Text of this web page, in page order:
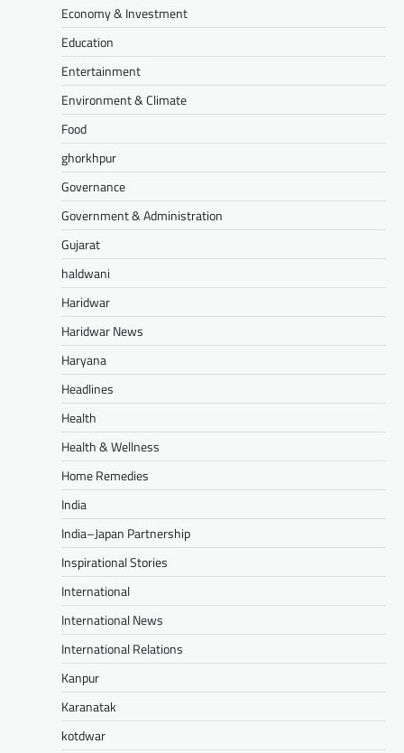
Economy & Investment
Education
Entertainment
Environment & Climate
Food
ghorkhpur
Governance
Government & Administration
Gujarat
haldwani
Haridwar
Haridwar News
Haryana
Headlines
Health
Health & Wellness
Home Remedies
India
India–Japan Partnership
Inspirational Stories
International
International News
International Relations
Kanpur
Karanatak
kotdwar